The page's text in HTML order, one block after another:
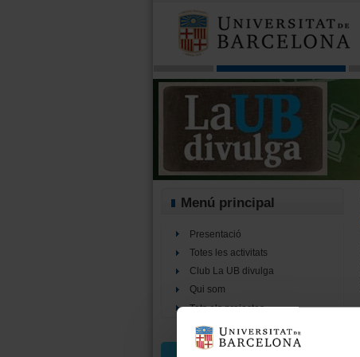
Menú principal
Presentació
Totes les activitats
Club La UB divulga
Qui som
Tots els projectes